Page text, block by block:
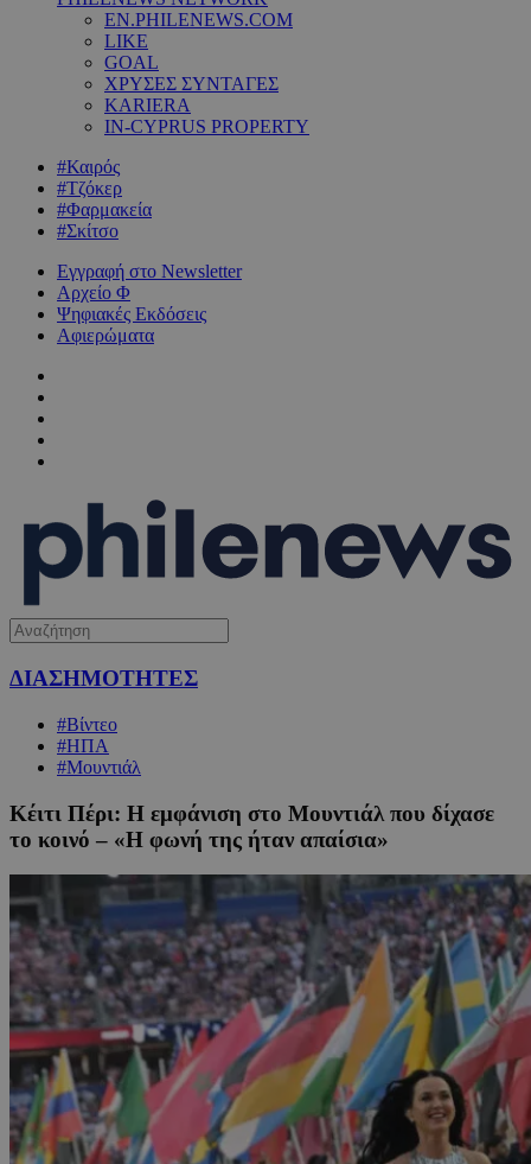
EN.PHILENEWS.COM
LIKE
GOAL
ΧΡΥΣΕΣ ΣΥΝΤΑΓΕΣ
KARIERA
IN-CYPRUS PROPERTY
#Καιρός
#Τζόκερ
#Φαρμακεία
#Σκίτσο
Εγγραφή στο Newsletter
Αρχείο Φ
Ψηφιακές Εκδόσεις
Αφιερώματα
ΔΙΑΣΗΜΟΤΗΤΕΣ
#Βίντεο
#ΗΠΑ
#Μουντιάλ
Κέιτι Πέρι: Η εμφάνιση στο Μουντιάλ που δίχασε
το κοινό – «Η φωνή της ήταν απαίσια»